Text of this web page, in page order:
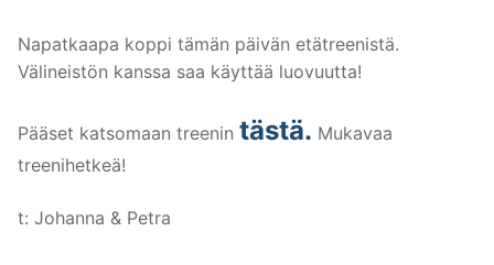
Napatkaapa koppi tämän päivän etätreenistä.
Välineistön kanssa saa käyttää luovuutta!
Pääset katsomaan treenin tästä. Mukavaa
treenihetkeä!
t: Johanna & Petra